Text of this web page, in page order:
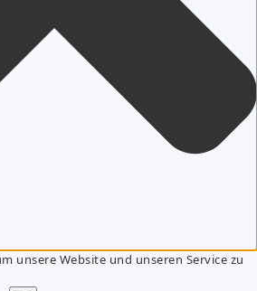
unsere Website und unseren Service zu